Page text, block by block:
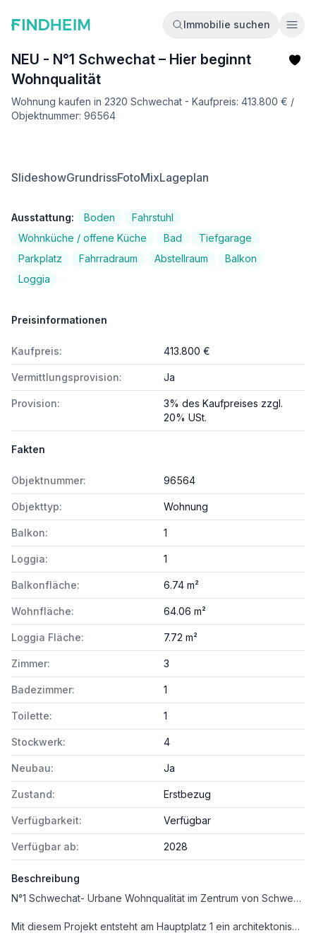
Immobilie suchen
NEU - N°1 Schwechat – Hier beginnt
Wohnqualität
Wohnung kaufen in 2320 Schwechat - Kaufpreis: 413.800 € /
Objektnummer: 96564
SlideshowGrundrissFotoMixLageplan
Ausstattung: Boden
Fahrstuhl
Wohnküche / offene Küche
Bad
Tiefgarage
Parkplatz
Fahrradraum Abstellraum
Balkon
Loggia
Preisinformationen
Kaufpreis: 413.800 €
Vermittlungsprovision: Ja
Provision:
3% des Kaufpreises zzgl.
20% USt.
Fakten
Objektnummer: 96564
Objekttyp: Wohnung
Balkon: 1
Loggia: 1
Balkonfläche: 6.74 m²
Wohnfläche: 64.06 m²
Loggia Fläche: 7.72 m²
Zimmer: 3
Badezimmer: 1
Toilette: 1
Stockwerk: 4
Neubau: Ja
Zustand: Erstbezug
Verfügbarkeit: Verfügbar
Verfügbar ab: 2028
Beschreibung
N°1 Schwechat- Urbane Wohnqualität im Zentrum von Schwechat
Mit diesem Projekt entsteht am Hauptplatz 1 ein architektonisch prägendes Neubauprojekt, das stilvolles Wohnen, nachhaltige Gebäudetechnik und leistbares Eigentum in zentraler Lage vereint. Rund 100 Eigentumswohnungen sowie ergänzende Büro- und Gewerbeflächen schaffen ein lebendiges Wohnumfeld mitten im Zentrum Schwechats.